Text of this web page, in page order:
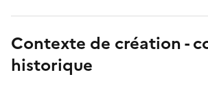
Contexte de création -
historique